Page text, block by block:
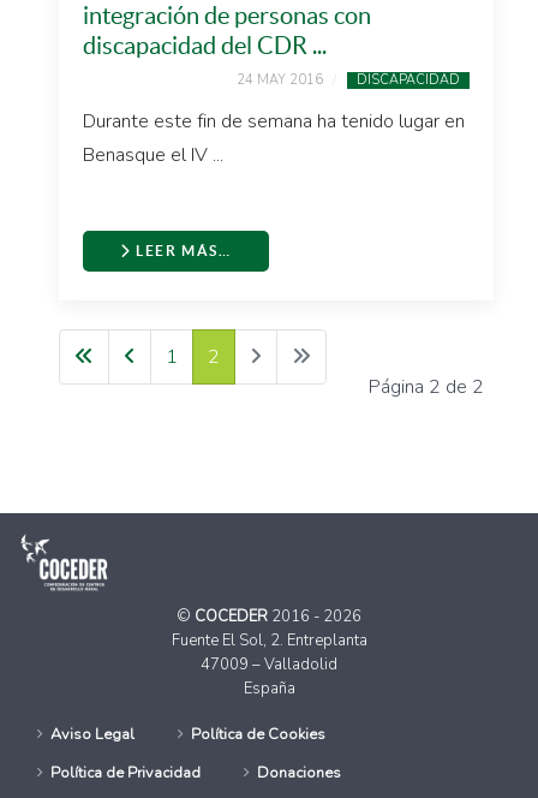
integración de personas con
discapacidad del CDR ...
24 MAY 2016 DISCAPACIDAD
Durante este fin de semana ha tenido lugar en
Benasque el IV ...
LEER MÁS…
Página 2 de 2
1 2
© COCEDER 2016 - 2026
Fuente El Sol, 2. Entreplanta
47009 – Valladolid
España
Aviso Legal
Política de Cookies
Política de Privacidad
Donaciones